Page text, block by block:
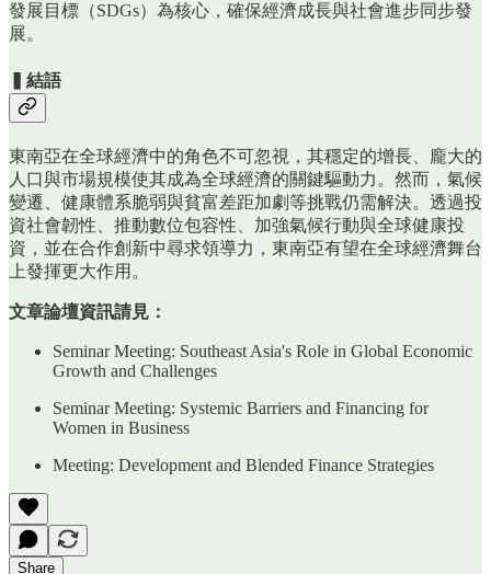
發展目標（SDGs）為核心，確保經濟成長與社會進步同步發
展。
▍結語
東南亞在全球經濟中的角色不可忽視，其穩定的增長、龐大的
人口與市場規模使其成為全球經濟的關鍵驅動力。然而，氣候
變遷、健康體系脆弱與貧富差距加劇等挑戰仍需解決。透過投
資社會韌性、推動數位包容性、加強氣候行動與全球健康投
資，並在合作創新中尋求領導力，東南亞有望在全球經濟舞台
上發揮更大作用。
文章論壇資訊請見：
Seminar Meeting: Southeast Asia's Role in Global Economic
Growth and Challenges
Seminar Meeting: Systemic Barriers and Financing for
Women in Business
Meeting: Development and Blended Finance Strategies
Share